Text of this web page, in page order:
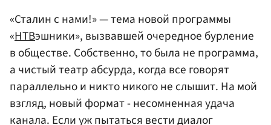
«Сталин с нами!» — тема новой программы
«НТВэшники», вызвавшей очередное бурление
в обществе. Собственно, то была не программа,
а чистый театр абсурда, когда все говорят
параллельно и никто никого не слышит. На мой
взгляд, новый формат - несомненная удача
канала. Если уж пытаться вести диалог